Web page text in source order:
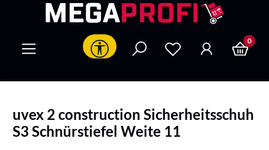
Werkzeugleiste anzeigen 0
uvex 2 construction Sicherheitsschuh
S3 Schnürstiefel Weite 11